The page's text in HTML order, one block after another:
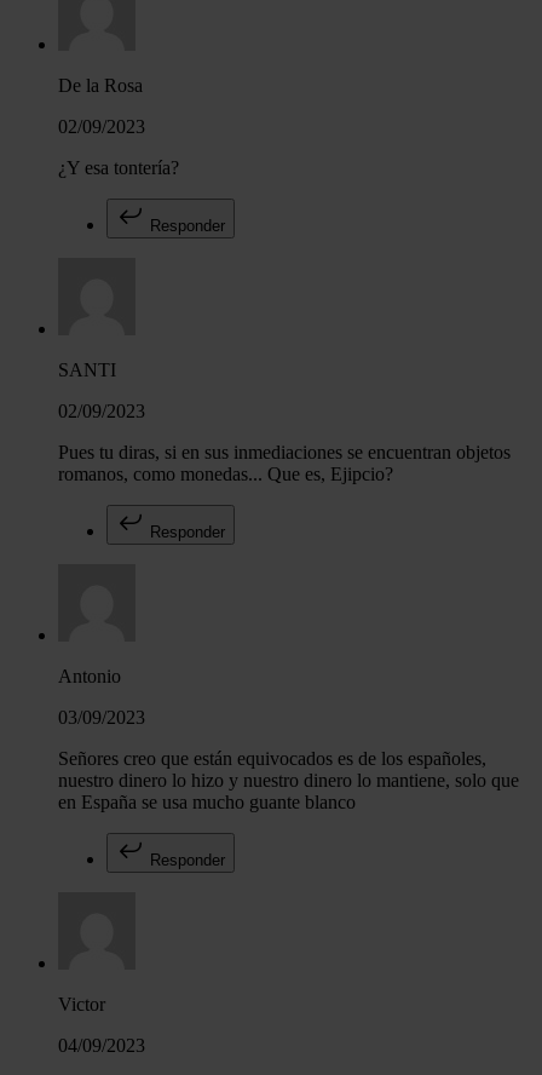
De la Rosa
02/09/2023
¿Y esa tontería?
Responder
SANTI
02/09/2023
Pues tu diras, si en sus inmediaciones se encuentran objetos
romanos, como monedas... Que es, Ejipcio?
Responder
Antonio
03/09/2023
Señores creo que están equivocados es de los españoles,
nuestro dinero lo hizo y nuestro dinero lo mantiene, solo que
en España se usa mucho guante blanco
Responder
Victor
04/09/2023